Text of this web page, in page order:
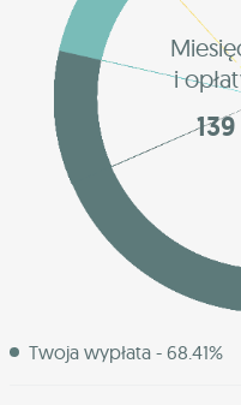
i
Twoja wypłata - 68.41%